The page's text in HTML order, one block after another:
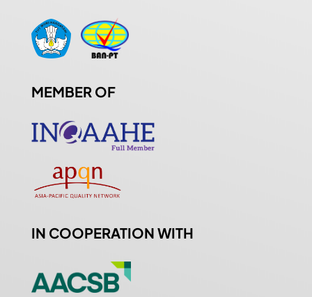
MEMBER OF
IN COOPERATION WITH